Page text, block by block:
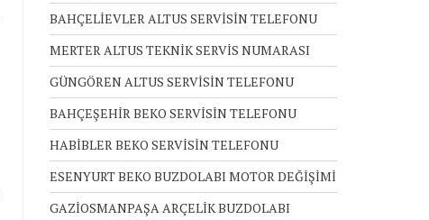
BAHÇELİEVLER ALTUS SERVİSİN TELEFONU
MERTER ALTUS TEKNİK SERVİS NUMARASI
GÜNGÖREN ALTUS SERVİSİN TELEFONU
BAHÇEŞEHİR BEKO SERVİSİN TELEFONU
HABİBLER BEKO SERVİSİN TELEFONU
ESENYURT BEKO BUZDOLABI MOTOR DEĞİŞİMİ
GAZİOSMANPAŞA ARÇELİK BUZDOLABI